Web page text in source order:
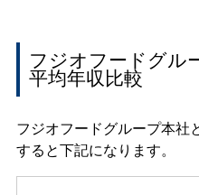
フジオフードグル
平均年収比較
フジオフードグループ本社
すると下記になります。